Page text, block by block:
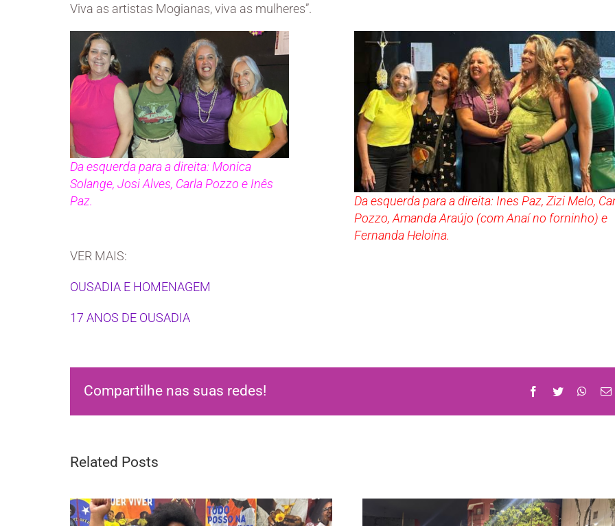
Viva as artistas Mogianas, viva as mulheres”.
Da esquerda para a direita: Monica
Solange, Josi Alves, Carla Pozzo e Inês
Paz.
Da esquerda para a direita: Ines Paz, Zizi Melo,
Pozzo, Amanda Araújo (com Anaí no forninho) e
Fernanda Heloina.
VER MAIS:
OUSADIA E HOMENAGEM
17 ANOS DE OUSADIA
Compartilhe nas suas redes! Facebook
Twitter
Related Posts